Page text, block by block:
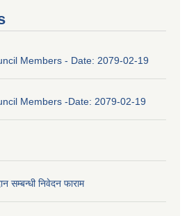
Members - Date: 2079-02-19
Members -Date: 2079-02-19
निवेदन फाराम